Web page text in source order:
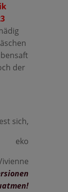
der
sich,
eko